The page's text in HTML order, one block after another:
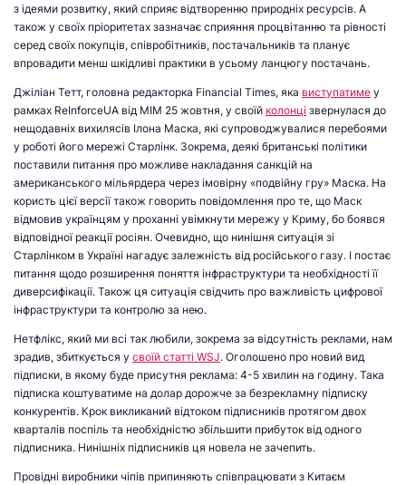
з ідеями розвитку, який сприяє відтворенню природніх ресурсів. А
також у своїх пріоритетах зазначає сприяння процвітанню та рівності
серед своїх покупців, співробітників, постачальників та планує
впровадити менш шкідливі практики в усьому ланцюгу постачань.
Джіліан Тетт, головна редакторка Financial Times, яка виступатиме у
рамках ReInforceUA від МІМ 25 жовтня, у своїй колонці звернулася до
нещодавніх вихилясів Ілона Маска, які супроводжувалися перебоями
у роботі його мережі Старлінк. Зокрема, деякі британські політики
поставили питання про можливе накладання санкцій на
американського мільярдера через імовірну «подвійну гру» Маска. На
користь цієї версії також говорить повідомлення про те, що Маск
відмовив українцям у проханні увімкнути мережу у Криму, бо боявся
відповідної реакції росіян. Очевидно, що нинішня ситуація зі
Старлінком в Україні нагадує залежність від російського газу. І постає
питання щодо розширення поняття інфраструктури та необхідності її
диверсифікації. Також ця ситуація свідчить про важливість цифрової
інфраструктури та контролю за нею.
Нетфлікс, який ми всі так любили, зокрема за відсутність реклами, нам
зрадив, збиткується у своїй статті WSJ. Оголошено про новий вид
підписки, в якому буде присутня реклама: 4-5 хвилин на годину. Така
підписка коштуватиме на долар дорожче за безрекламну підписку
конкурентів. Крок викликаний відтоком підписників протягом двох
кварталів поспіль та необхідністю збільшити прибуток від одного
підписника. Нинішніх підписників ця новела не зачепить.
Провідні виробники чіпів припиняють співпрацювати з Китаєм